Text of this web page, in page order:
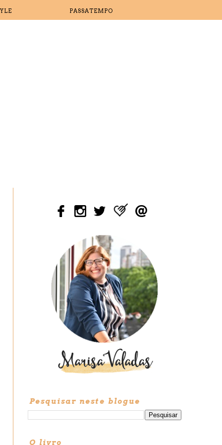
PASSATEMPO
Pesquisar neste blogue
O livro